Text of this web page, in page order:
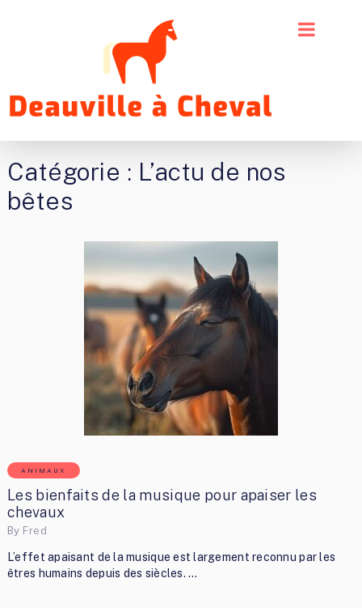
Catégorie : L’actu de nos
bêtes
ANIMAUX
Les bienfaits de la musique pour apaiser les
chevaux
By Fred
L’effet apaisant de la musique est largement reconnu par les
êtres humains depuis des siècles. …